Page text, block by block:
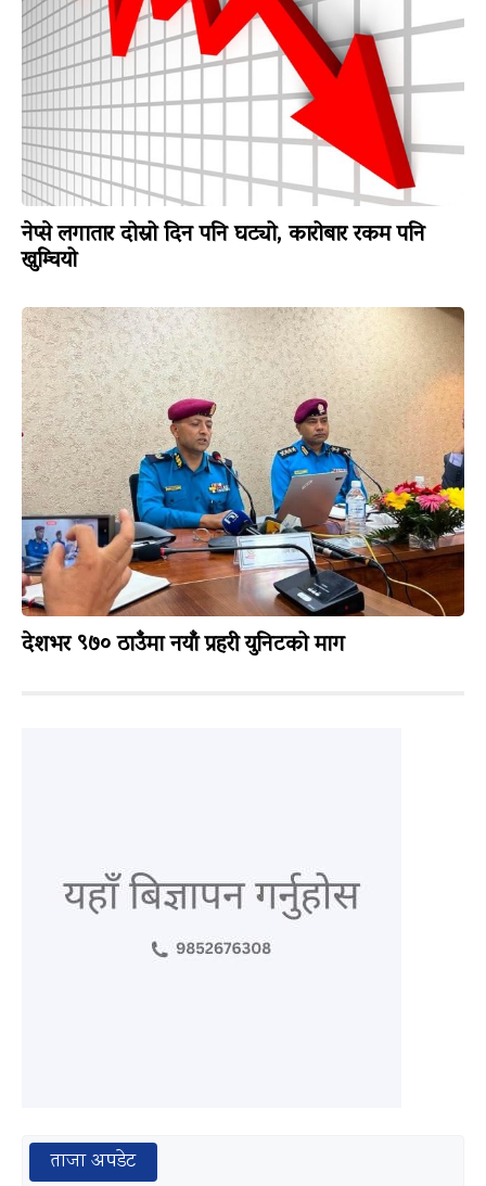
नेप्से लगातार दोस्रो दिन पनि घट्यो, कारोबार रकम पनि
खुम्चियो
देशभर ९७० ठाउँमा नयाँ प्रहरी युनिटको माग
ताजा अपडेट